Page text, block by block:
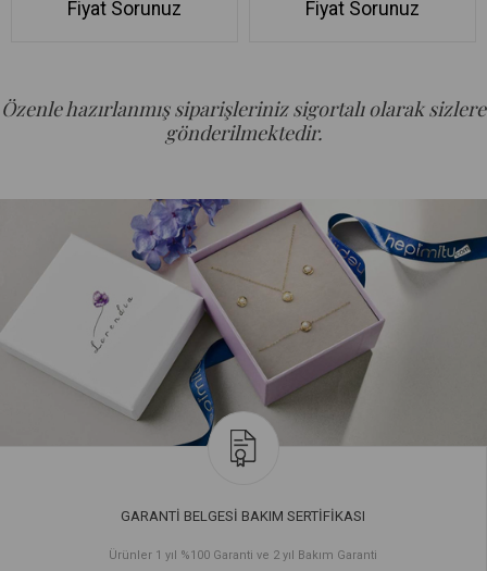
Fiyat Sorunuz Fiyat Sorunuz
Özenle hazırlanmış siparişleriniz sigortalı olarak sizlere
gönderilmektedir.
GARANTİ BELGESİ BAKIM SERTİFİKASI
Ürünler 1 yıl %100 Garanti ve 2 yıl Bakım Garanti